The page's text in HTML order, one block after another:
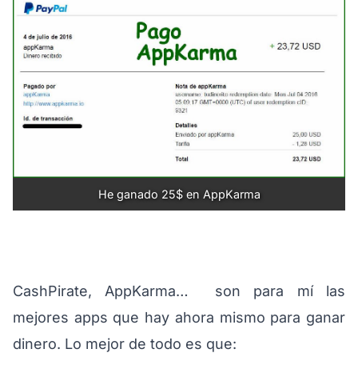
He ganado 25$ en AppKarma
CashPirate, AppKarma… son para mí las
mejores apps que hay ahora mismo para ganar
dinero. Lo mejor de todo es que: